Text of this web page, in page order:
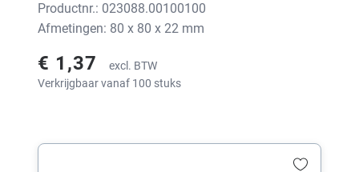
Productnr.: 023088.00100100
Afmetingen: 80 x 80 x 22 mm
€ 1,37
excl. BTW
Verkrijgbaar vanaf 100 stuks